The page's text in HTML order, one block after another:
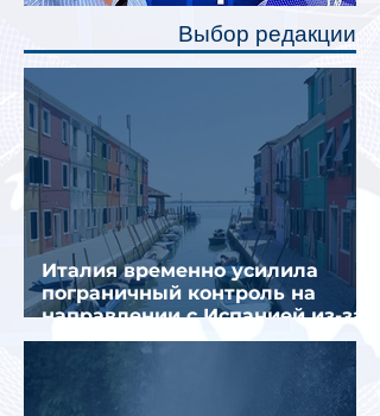
полку во время сна или отдыха,
Выбор редакции
Италия временно усилила
пограничный контроль на
направлении с Испанией из-за
миграционного кризиса